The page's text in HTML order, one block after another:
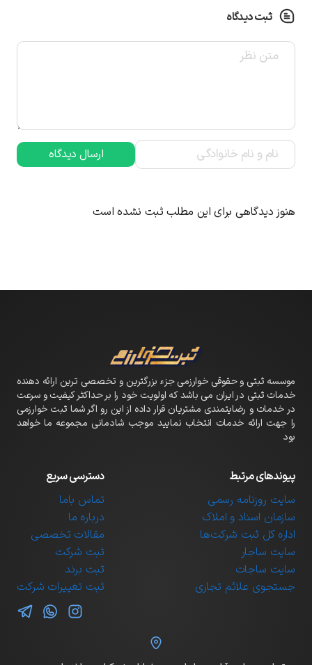
ثبت دیدگاه
ارسال دیدگاه
هنوز دیدگاهی برای این مطلب ثبت نشده است
موسسه ثبتی و حقوقی خوارزمی جزء بزرگترین و تخصصی ترین ارائه دهنده
خدمات ثبتی در ایران می باشد که اولویت خود را بر حداکثر کیفیت و سرعت
در خدمات و رضایتمندی مشتریان قرار داده از این رو اگر شما ثبت خوارزمی
را جهت ارائه خدمات انتخاب نمایید موجب شادمانی مجموعه ما خواهد
بود
پیوندهای مرتبط
سایت روزنامه رسمی
سازمان اسناد و املاک
اداره کل ثبت شرکت‌ها
سایت ساجار
سایت ساجات
جستجوی علائم تجاری
دسترسی سریع
تماس باما
درباره ما
مقالات تخصصی
ثبت شرکت
ثبت برند
ثبت تغییرات شرکت